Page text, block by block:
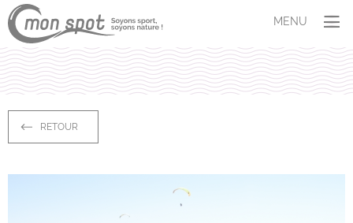
MENU
SITUER
COMPRENDRE
Aires marines protégées
Le dérangement
AGIR
RETOUR
Panneau de gestion des cookies